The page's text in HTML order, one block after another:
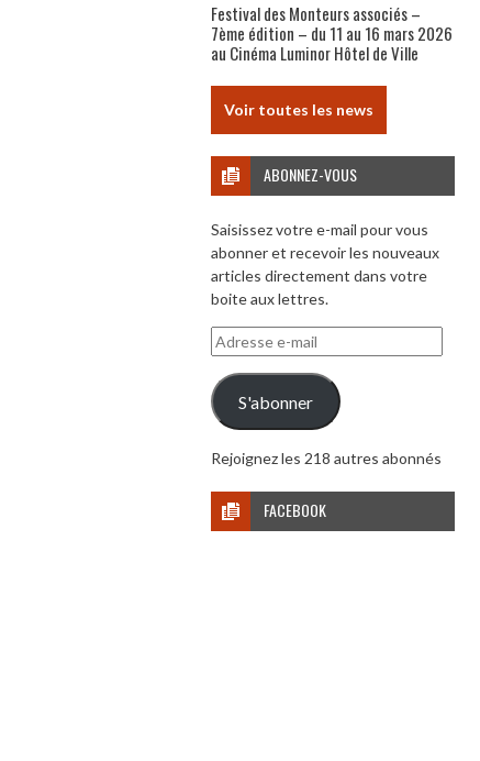
Festival des Monteurs associés –
7ème édition – du 11 au 16 mars 2026
au Cinéma Luminor Hôtel de Ville
Voir toutes les news
ABONNEZ-VOUS
Saisissez votre e-mail pour vous
abonner et recevoir les nouveaux
articles directement dans votre
boite aux lettres.
Adresse
e-
mail
S'abonner
Rejoignez les 218 autres abonnés
FACEBOOK